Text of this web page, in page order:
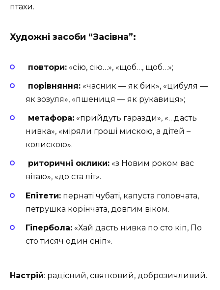
птахи.
Художні засоби “Засівна”:
повтори: «сію, сію…», «щоб…, щоб…»;
порівняння: «часник — як бик», «цибуля —
як зозуля», «пшениця — як рукавиця»;
метафора: «прийдуть гаразди», «…дасть
нивка», «міряли гроші мискою, а дітей –
колискою».
риторичні оклики: «з Новим роком вас
вітаю», «до ста літ».
Епітети: пернаті чубаті, капуста головчата,
петрушка корінчата, довгим віком.
Гіпербола: «Хай дасть нивка по сто кіп, По
сто тисяч один сніп».
Настрій: радісний, святковий, доброзичливий.